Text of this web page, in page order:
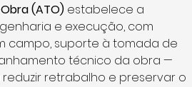
(ATO) estabelece a
e execução, com
campo, suporte à tomada de
técnico da obra —
retrabalho e preservar o